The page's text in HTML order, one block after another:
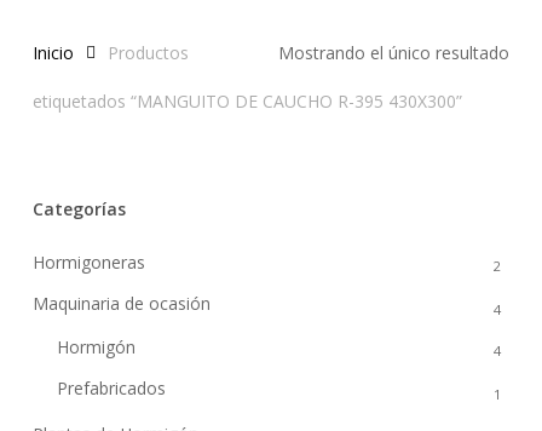
Mostrando el único resultado
Inicio Productos
etiquetados “MANGUITO DE CAUCHO R-395 430X300”
Categorías
Hormigoneras 2
Maquinaria de ocasión 4
Hormigón 4
Prefabricados 1